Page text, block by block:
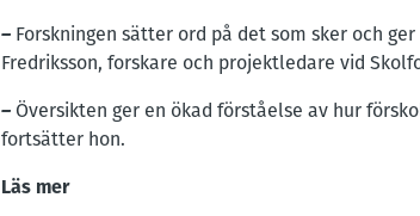
– Forskningen sätter ord på det som sker och
Fredriksson, forskare och projektledare vid
– Översikten ger en ökad förståelse av hur
fortsätter hon.
Läs mer